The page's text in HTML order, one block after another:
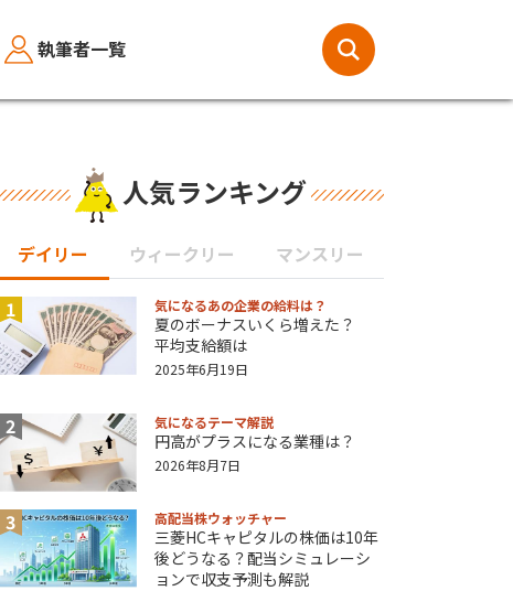
執筆者一覧
人気ランキング
デイリー ウィークリー マンスリー
1 気になるあの企業の給料は？
夏のボーナスいくら増えた？
平均支給額は
2025年6月19日
2 気になるテーマ解説
円高がプラスになる業種は？
2026年8月7日
3 高配当株ウォッチャー
三菱HCキャピタルの株価は10年
後どうなる？配当シミュレーシ
ョンで収支予測も解説